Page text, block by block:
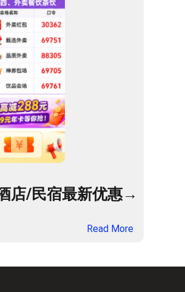
店/民宿最新优惠→
Read More：